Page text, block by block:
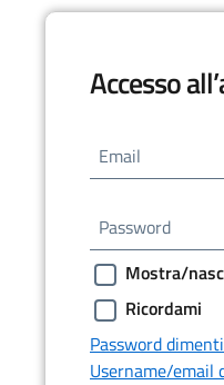
Accesso
Email
Password
Mostra/
Ricordami
Password
Username/email